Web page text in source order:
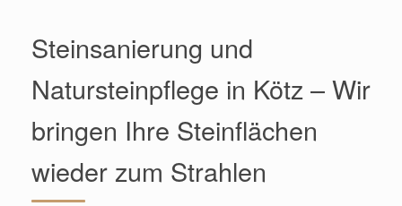
Steinsanierung und
Natursteinpflege in Kötz – Wir
bringen Ihre Steinflächen
wieder zum Strahlen